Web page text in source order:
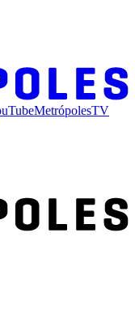
MetrópolesTV